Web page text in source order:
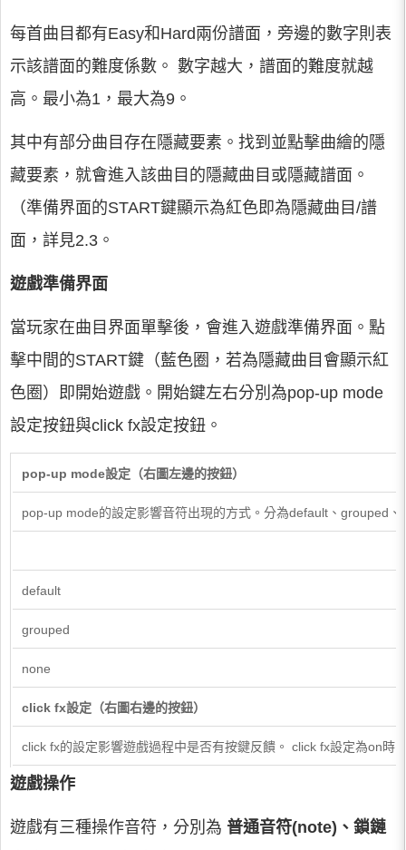
每首曲目都有Easy和Hard兩份譜面，旁邊的數字則表
示該譜面的難度係數。 數字越大，譜面的難度就越
高。最小為1，最大為9。
其中有部分曲目存在隱藏要素。找到並點擊曲繪的隱
藏要素，就會進入該曲目的隱藏曲目或隱藏譜面。
（準備界面的START鍵顯示為紅色即為隱藏曲目/譜
面，詳見2.3。
遊戲準備界面
當玩家在曲目界面單擊後，會進入遊戲準備界面。點
擊中間的START鍵（藍色圈，若為隱藏曲目會顯示紅
色圈）即開始遊戲。開始鍵左右分別為pop-up mode
設定按鈕與click fx設定按鈕。
pop-up mode設定（右圖左邊的按鈕）
pop-up mode的設定影響音符出現的方式。分為default、grouped
default
grouped
none
click fx設定（右圖右邊的按鈕）
click fx的設定影響遊戲過程中是否有按鍵反饋。 click fx設定為on時
遊戲操作
遊戲有三種操作音符，分別為 普通音符(note)、 鎖鏈